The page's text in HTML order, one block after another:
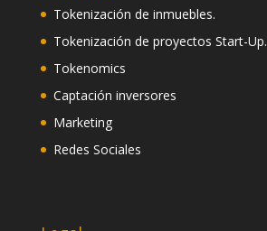
Tokenización de inmuebles.
Tokenización de proyectos Start-Up.
Tokenomics
Captación inversores
Marketing
Redes Sociales